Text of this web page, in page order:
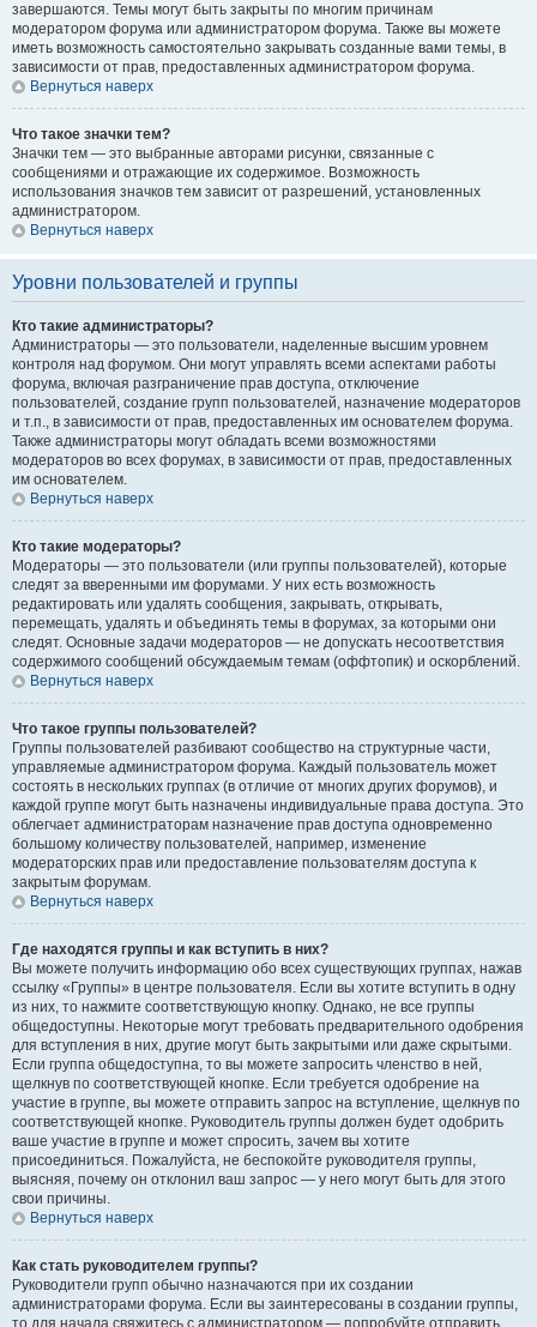
завершаются. Темы могут быть закрыты по многим причинам
модератором форума или администратором форума. Также вы можете
иметь возможность самостоятельно закрывать созданные вами темы, в
зависимости от прав, предоставленных администратором форума.
Вернуться наверх
Что такое значки тем?
Значки тем — это выбранные авторами рисунки, связанные с
сообщениями и отражающие их содержимое. Возможность
использования значков тем зависит от разрешений, установленных
администратором.
Вернуться наверх
Уровни пользователей и группы
Кто такие администраторы?
Администраторы — это пользователи, наделенные высшим уровнем
контроля над форумом. Они могут управлять всеми аспектами работы
форума, включая разграничение прав доступа, отключение
пользователей, создание групп пользователей, назначение модераторов
и т.п., в зависимости от прав, предоставленных им основателем форума.
Также администраторы могут обладать всеми возможностями
модераторов во всех форумах, в зависимости от прав, предоставленных
им основателем.
Вернуться наверх
Кто такие модераторы?
Модераторы — это пользователи (или группы пользователей), которые
следят за вверенными им форумами. У них есть возможность
редактировать или удалять сообщения, закрывать, открывать,
перемещать, удалять и объединять темы в форумах, за которыми они
следят. Основные задачи модераторов — не допускать несоответствия
содержимого сообщений обсуждаемым темам (оффтопик) и оскорблений.
Вернуться наверх
Что такое группы пользователей?
Группы пользователей разбивают сообщество на структурные части,
управляемые администратором форума. Каждый пользователь может
состоять в нескольких группах (в отличие от многих других форумов), и
каждой группе могут быть назначены индивидуальные права доступа. Это
облегчает администраторам назначение прав доступа одновременно
большому количеству пользователей, например, изменение
модераторских прав или предоставление пользователям доступа к
закрытым форумам.
Вернуться наверх
Где находятся группы и как вступить в них?
Вы можете получить информацию обо всех существующих группах, нажав
ссылку «Группы» в центре пользователя. Если вы хотите вступить в одну
из них, то нажмите соответствующую кнопку. Однако, не все группы
общедоступны. Некоторые могут требовать предварительного одобрения
для вступления в них, другие могут быть закрытыми или даже скрытыми.
Если группа общедоступна, то вы можете запросить членство в ней,
щелкнув по соответствующей кнопке. Если требуется одобрение на
участие в группе, вы можете отправить запрос на вступление, щелкнув по
соответствующей кнопке. Руководитель группы должен будет одобрить
ваше участие в группе и может спросить, зачем вы хотите
присоединиться. Пожалуйста, не беспокойте руководителя группы,
выясняя, почему он отклонил ваш запрос — у него могут быть для этого
свои причины.
Вернуться наверх
Как стать руководителем группы?
Руководители групп обычно назначаются при их создании
администраторами форума. Если вы заинтересованы в создании группы,
то для начала свяжитесь с администратором — попробуйте отправить